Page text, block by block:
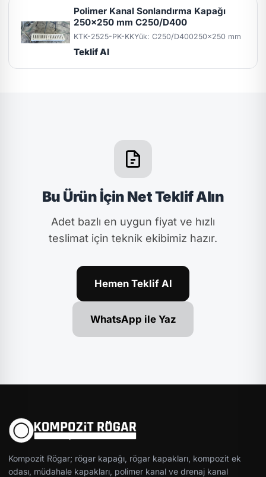
Polimer Kanal Sonlandırma Kapağı
250x250 mm C250/D400
KTK-2525-PK-KKYük: C250/D400250x250 mm
Teklif Al
Bu Ürün İçin Net Teklif Alın
Adet bazlı en uygun fiyat ve hızlı
teslimat için teknik ekibimiz hazır.
Hemen Teklif Al
WhatsApp ile Yaz
Kompozit Rögar; rögar kapağı, rögar kapakları, kompozit ek
odası, müdahale kapakları, polimer kanal ve drenaj kanal